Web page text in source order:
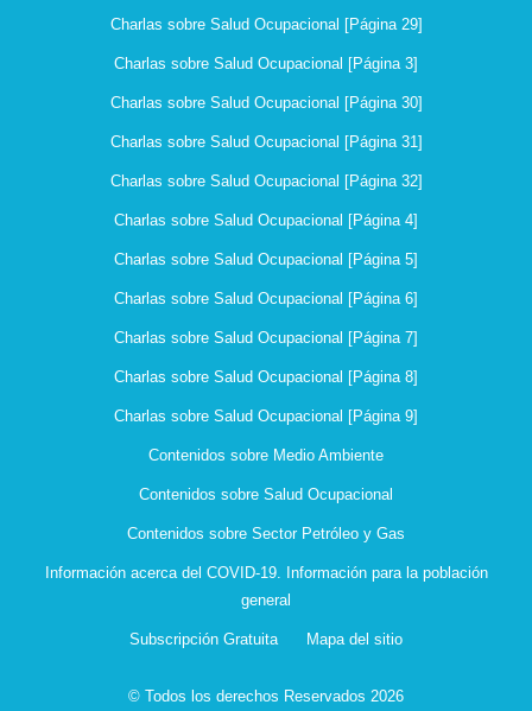
Charlas sobre Salud Ocupacional [Página 29]
Charlas sobre Salud Ocupacional [Página 3]
Charlas sobre Salud Ocupacional [Página 30]
Charlas sobre Salud Ocupacional [Página 31]
Charlas sobre Salud Ocupacional [Página 32]
Charlas sobre Salud Ocupacional [Página 4]
Charlas sobre Salud Ocupacional [Página 5]
Charlas sobre Salud Ocupacional [Página 6]
Charlas sobre Salud Ocupacional [Página 7]
Charlas sobre Salud Ocupacional [Página 8]
Charlas sobre Salud Ocupacional [Página 9]
Contenidos sobre Medio Ambiente
Contenidos sobre Salud Ocupacional
Contenidos sobre Sector Petróleo y Gas
Información acerca del COVID-19. Información para la población
general
Subscripción Gratuita Mapa del sitio
© Todos los derechos Reservados 2026